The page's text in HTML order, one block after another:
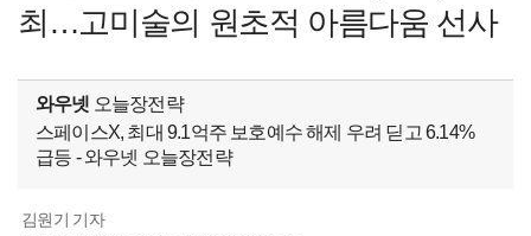
최…고미술의 원초적 아름다움 선사
와우넷 오늘장전략
스페이스X, 최대 9.1억주 보호예수 해제 우려 딛고 6.14%
급등 - 와우넷 오늘장전략
김원기 기자